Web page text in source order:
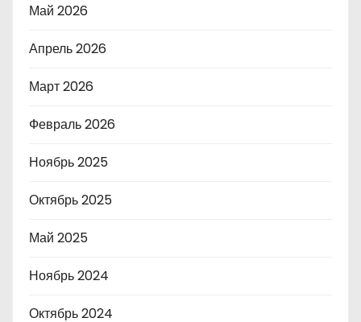
Май 2026
Апрель 2026
Март 2026
Февраль 2026
Ноябрь 2025
Октябрь 2025
Май 2025
Ноябрь 2024
Октябрь 2024